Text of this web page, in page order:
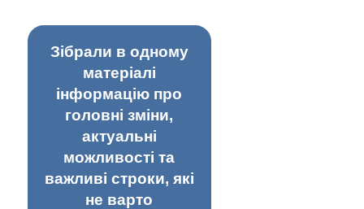
Зібрали в одному
матеріалі
інформацію про
головні зміни,
актуальні
можливості та
важливі строки, які
не варто